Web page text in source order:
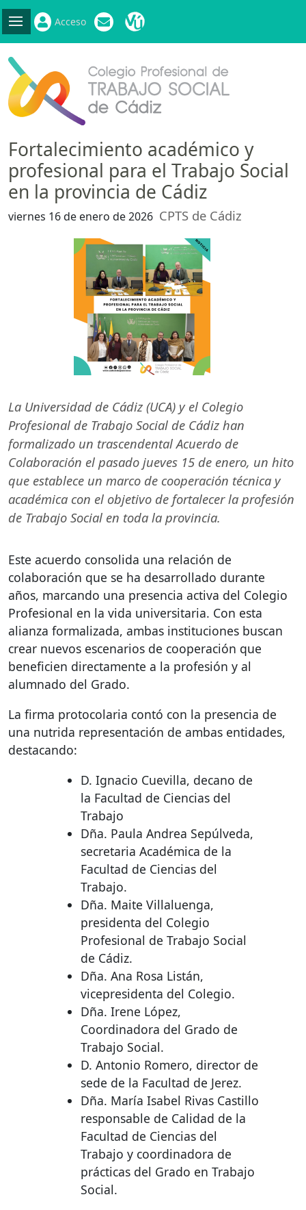
Acceso
Fortalecimiento académico y
profesional para el Trabajo Social
en la provincia de Cádiz
viernes 16 de enero de 2026 CPTS de Cádiz
La Universidad de Cádiz (UCA) y el Colegio
Profesional de Trabajo Social de Cádiz han
formalizado un trascendental Acuerdo de
Colaboración el pasado jueves 15 de enero, un hito
que establece un marco de cooperación técnica y
académica con el objetivo de fortalecer la profesión
de Trabajo Social en toda la provincia.
Este acuerdo consolida una relación de
colaboración que se ha desarrollado durante
años, marcando una presencia activa del Colegio
Profesional en la vida universitaria. Con esta
alianza formalizada, ambas instituciones buscan
crear nuevos escenarios de cooperación que
beneficien directamente a la profesión y al
alumnado del Grado.
La firma protocolaria contó con la presencia de
una nutrida representación de ambas entidades,
destacando:
D. Ignacio Cuevilla, decano de
la Facultad de Ciencias del
Trabajo
Dña. Paula Andrea Sepúlveda,
secretaria Académica de la
Facultad de Ciencias del
Trabajo.
Dña. Maite Villaluenga,
presidenta del Colegio
Profesional de Trabajo Social
de Cádiz.
Dña. Ana Rosa Listán,
vicepresidenta del Colegio.
Dña. Irene López,
Coordinadora del Grado de
Trabajo Social.
D. Antonio Romero, director de
sede de la Facultad de Jerez.
Dña. María Isabel Rivas Castillo
responsable de Calidad de la
Facultad de Ciencias del
Trabajo y coordinadora de
prácticas del Grado en Trabajo
Social.